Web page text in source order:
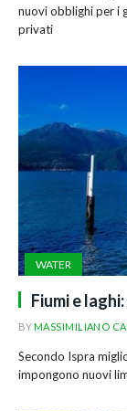
nuovi obblighi per i
privati
WATER
Fiumi e
BYMASSIMILIANO
Secondo Ispra
impongono nuovi